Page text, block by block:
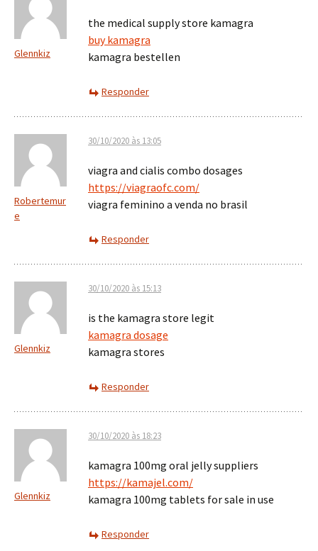
Glennkiz
the medical supply store kamagra
buy kamagra
kamagra bestellen
Responder
Robertemur
e
30/10/2020 às 13:05
viagra and cialis combo dosages
https://viagraofc.com/
viagra feminino a venda no brasil
Responder
Glennkiz
30/10/2020 às 15:13
is the kamagra store legit
kamagra dosage
kamagra stores
Responder
Glennkiz
30/10/2020 às 18:23
kamagra 100mg oral jelly suppliers
https://kamajel.com/
kamagra 100mg tablets for sale in use
Responder